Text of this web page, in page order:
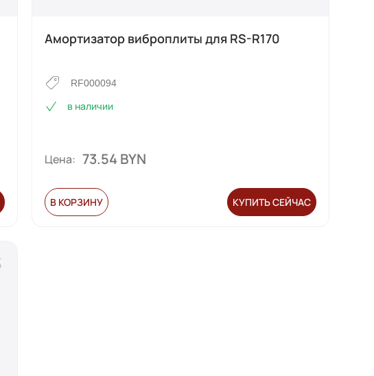
Амортизатор виброплиты для RS-R170
RF000094
в наличии
Цена: 73.54 BYN
В КОРЗИНУ КУПИТЬ СЕЙЧАС